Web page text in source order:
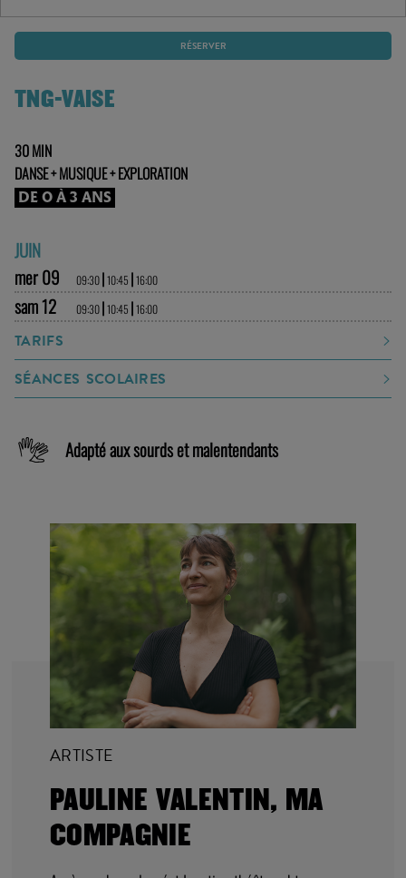
RÉSERVER
TNG-VAISE
30 MIN
DANSE + MUSIQUE + EXPLORATION
DE 0 À 3 ANS
JUIN
mer 09
09:30|10:45 |16:00
sam 12 09:30|10:45 |16:00
TARIFS
SÉANCES SCOLAIRES
Adapté aux sourds et malentendants
ARTISTE
PAULINE VALENTIN, MA
COMPAGNIE